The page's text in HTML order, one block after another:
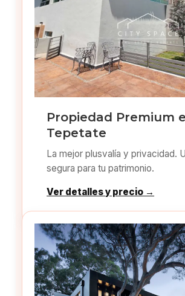
Propiedad Premium
Tepetate
La mejor plusvalía y privacidad.
segura para tu patrimonio.
Ver detalles y precio →